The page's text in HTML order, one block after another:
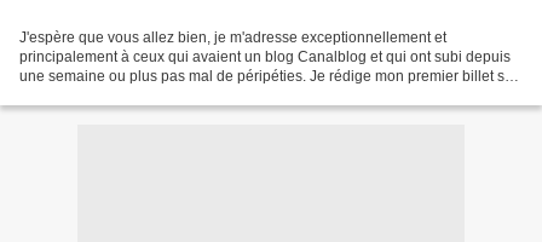
J'espère que vous allez bien, je m'adresse exceptionnellement et
principalement à ceux qui avaient un blog Canalblog et qui ont subi depuis
une semaine ou plus pas mal de péripéties. Je rédige mon premier billet sur